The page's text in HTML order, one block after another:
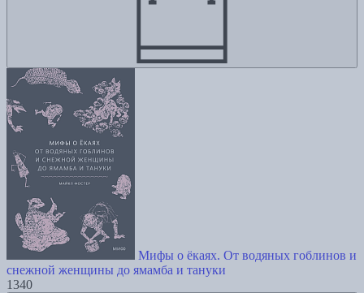
Мифы о ёкаях. От водяных гоблинов и
снежной женщины до ямамба и тануки
1340